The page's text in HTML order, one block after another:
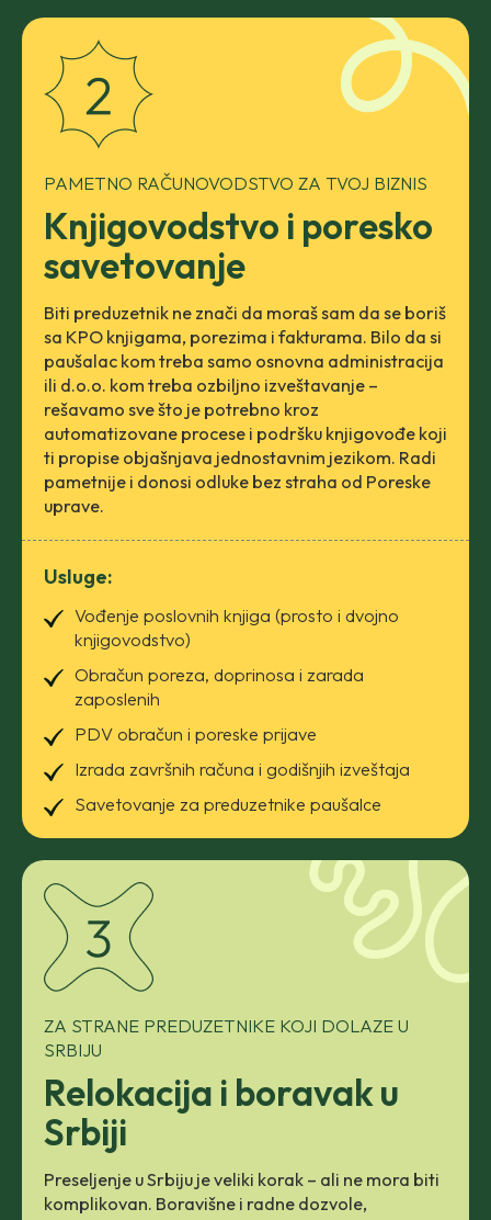
PAMETNO RAČUNOVODSTVO ZA TVOJ BIZNIS
Knjigovodstvo i poresko
savetovanje
Biti preduzetnik ne znači da moraš sam da se boriš
sa KPO knjigama, porezima i fakturama. Bilo da si
paušalac kom treba samo osnovna administracija
ili d.o.o. kom treba ozbiljno izveštavanje –
rešavamo sve što je potrebno kroz
automatizovane procese i podršku knjigovođe koji
ti propise objašnjava jednostavnim jezikom. Radi
pametnije i donosi odluke bez straha od Poreske
uprave.
Usluge:
Vođenje poslovnih knjiga (prosto i dvojno
knjigovodstvo)
Obračun poreza, doprinosa i zarada
zaposlenih
PDV obračun i poreske prijave
Izrada završnih računa i godišnjih izveštaja
Savetovanje za preduzetnike paušalce
ZA STRANE PREDUZETNIKE KOJI DOLAZE U
SRBIJU
Relokacija i boravak u
Srbiji
Preseljenje u Srbiju je veliki korak – ali ne mora biti
komplikovan. Boravišne i radne dozvole,